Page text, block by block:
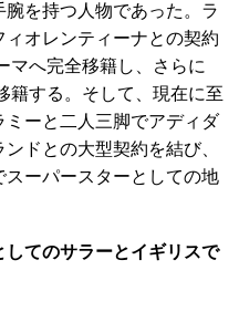
を持つ人物であった。ラ
ィオレンティーナとの契約
マへ完全移籍し、さらに
籍する。そして、現在に至
ーと二人三脚でアディダ
ドとの大型契約を結び、
スーパースターとしての地
てのサラーとイギリスで